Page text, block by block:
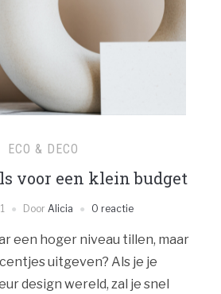
ECO & DECO
voor een klein budget
Door Alicia 0 reactie
een hoger niveau tillen, maar
uitgeven? Als je je
design wereld, zal je snel